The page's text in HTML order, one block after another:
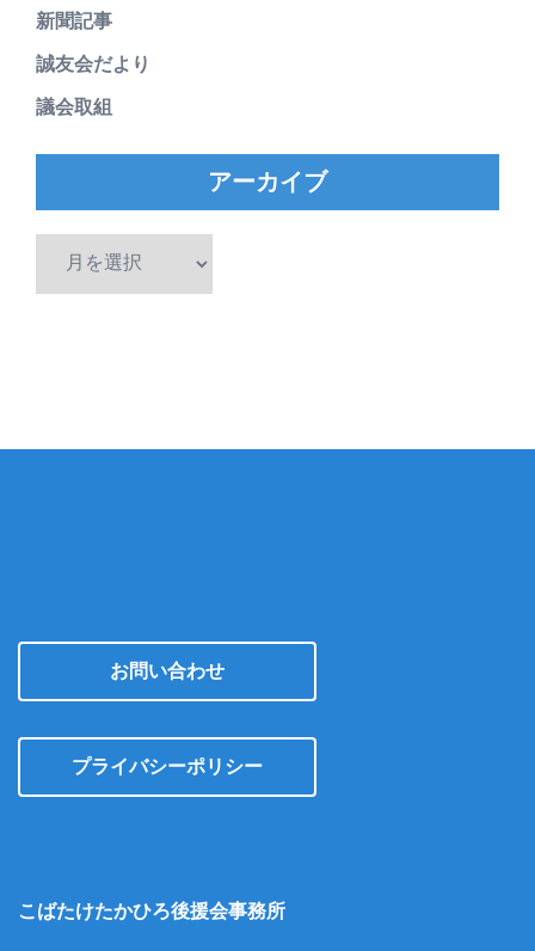
新聞記事
誠友会だより
議会取組
アーカイブ
お問い合わせ
プライバシーポリシー
こばたけたかひろ後援会事務所